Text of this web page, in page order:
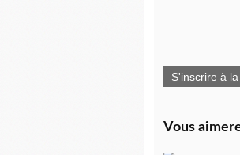
S'inscrire à
Vous